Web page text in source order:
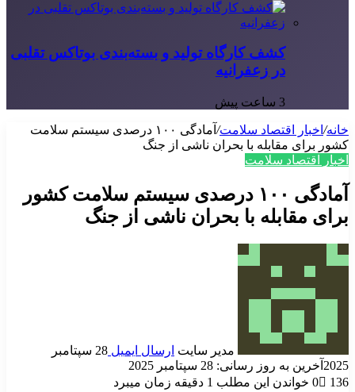
کشف کارگاه تولید و بسته‌بندی بوتاکس تقلبی
در زعفرانیه
3 ساعت پیش
خانه/ اخبار اقتصاد سلامت/
آمادگی ۱۰۰ درصدی سیستم سلامت
کشور برای مقابله با بحران ناشی از جنگ
اخبار اقتصاد سلامت
آمادگی ۱۰۰ درصدی سیستم سلامت کشور
برای مقابله با بحران ناشی از جنگ
مدیر سایت ارسال ایمیل
28 سپتامبر
2025 آخرین به روز رسانی: 28 سپتامبر 2025
0
136 خواندن این مطلب 1 دقیقه زمان میبرد